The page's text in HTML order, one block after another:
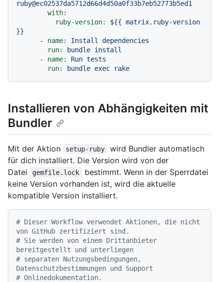
ruby@ec02537da5712d66d4d50a0f33b7eb52773b5ed1
with:
ruby-version:
${{ matrix.ruby-version
}}
-
name: Install dependencies
run:
bundle install
-
name: Run tests
run:
bundle exec rake
Installieren von Abhängigkeiten mit
Bundler
Mit der Aktion setup-ruby
wird Bundler automatisch
für dich installiert. Die Version wird von der
Datei
gemfile.lock
bestimmt. Wenn in der Sperrdatei
keine Version vorhanden ist, wird die aktuelle
kompatible Version installiert.
# Dieser Workflow verwendet Aktionen, die nicht
von GitHub zertifiziert sind.
# Sie werden von einem Drittanbieter
bereitgestellt und unterliegen
# separaten Nutzungsbedingungen,
Datenschutzbestimmungen und Support
# Onlinedokumentation.